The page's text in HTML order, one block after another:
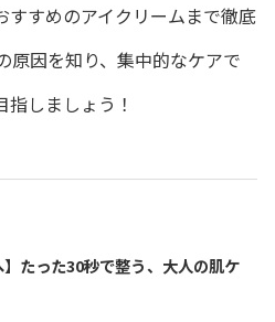
すすめのアイクリームまで徹底
原因を知り、集中的なケアで
しましょう！
】たった30秒で整う、大人の肌ケ